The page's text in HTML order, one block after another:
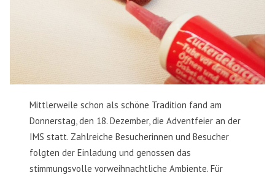
Mittlerweile schon als schöne Tradition fand am
Donnerstag, den 18. Dezember, die Adventfeier an der
IMS statt. Zahlreiche Besucherinnen und Besucher
folgten der Einladung und genossen das
stimmungsvolle vorweihnachtliche Ambiente. Für